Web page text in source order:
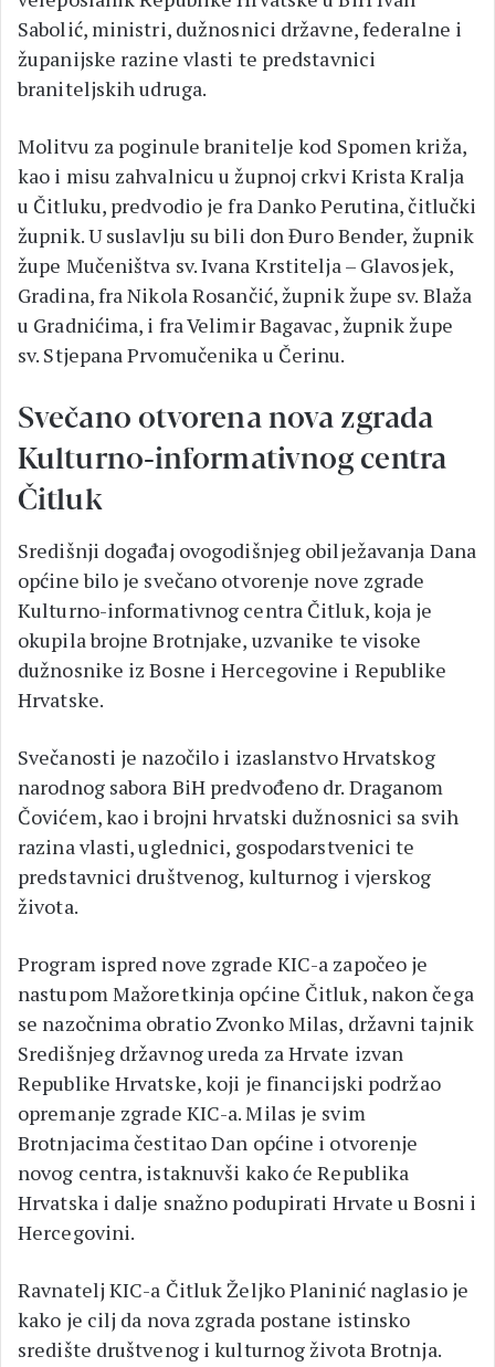
Sabolić, ministri, dužnosnici državne, federalne i
županijske razine vlasti te predstavnici
braniteljskih udruga.
Molitvu za poginule branitelje kod Spomen križa,
kao i misu zahvalnicu u župnoj crkvi Krista Kralja
u Čitluku, predvodio je fra Danko Perutina, čitlučki
župnik. U suslavlju su bili don Đuro Bender, župnik
župe Mučeništva sv. Ivana Krstitelja – Glavosjek,
Gradina, fra Nikola Rosančić, župnik župe sv. Blaža
u Gradnićima, i fra Velimir Bagavac, župnik župe
sv. Stjepana Prvomučenika u Čerinu.
Svečano otvorena nova zgrada
Kulturno-informativnog centra
Čitluk
Središnji događaj ovogodišnjeg obilježavanja Dana
općine bilo je svečano otvorenje nove zgrade
Kulturno-informativnog centra Čitluk, koja je
okupila brojne Brotnjake, uzvanike te visoke
dužnosnike iz Bosne i Hercegovine i Republike
Hrvatske.
Svečanosti je nazočilo i izaslanstvo Hrvatskog
narodnog sabora BiH predvođeno dr. Draganom
Čovićem, kao i brojni hrvatski dužnosnici sa svih
razina vlasti, uglednici, gospodarstvenici te
predstavnici društvenog, kulturnog i vjerskog
života.
Program ispred nove zgrade KIC-a započeo je
nastupom Mažoretkinja općine Čitluk, nakon čega
se nazočnima obratio Zvonko Milas, državni tajnik
Središnjeg državnog ureda za Hrvate izvan
Republike Hrvatske, koji je financijski podržao
opremanje zgrade KIC-a. Milas je svim
Brotnjacima čestitao Dan općine i otvorenje
novog centra, istaknuvši kako će Republika
Hrvatska i dalje snažno podupirati Hrvate u Bosni i
Hercegovini.
Ravnatelj KIC-a Čitluk Željko Planinić naglasio je
kako je cilj da nova zgrada postane istinsko
središte društvenog i kulturnog života Brotnja.